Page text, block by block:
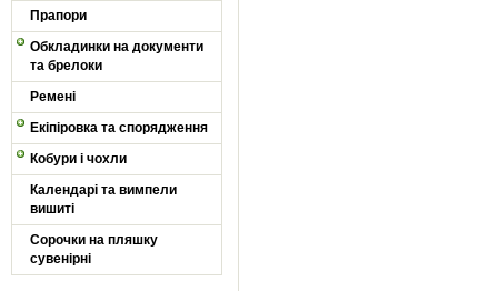
Прапори
Обкладинки на документи
та брелоки
Ремені
Екіпіровка та спорядження
Кобури і чохли
Календарі та вимпели
вишиті
Сорочки на пляшку
сувенірні